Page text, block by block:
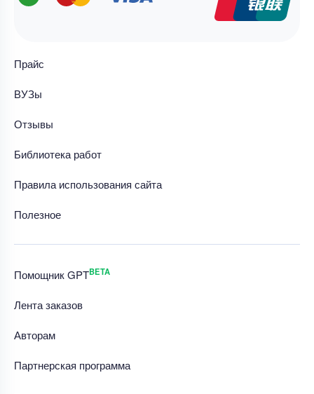
Прайс
ВУЗы
Отзывы
Библиотека работ
Правила использования сайта
Полезное
Помощник GPTBETA
Лента заказов
Авторам
Партнерская программа